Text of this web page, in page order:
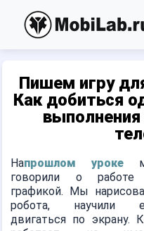
Пишем игру
Как добиться
Напрошлом уроке
говорили о
графикой. Мы
робота, научили
двигаться по экрану.